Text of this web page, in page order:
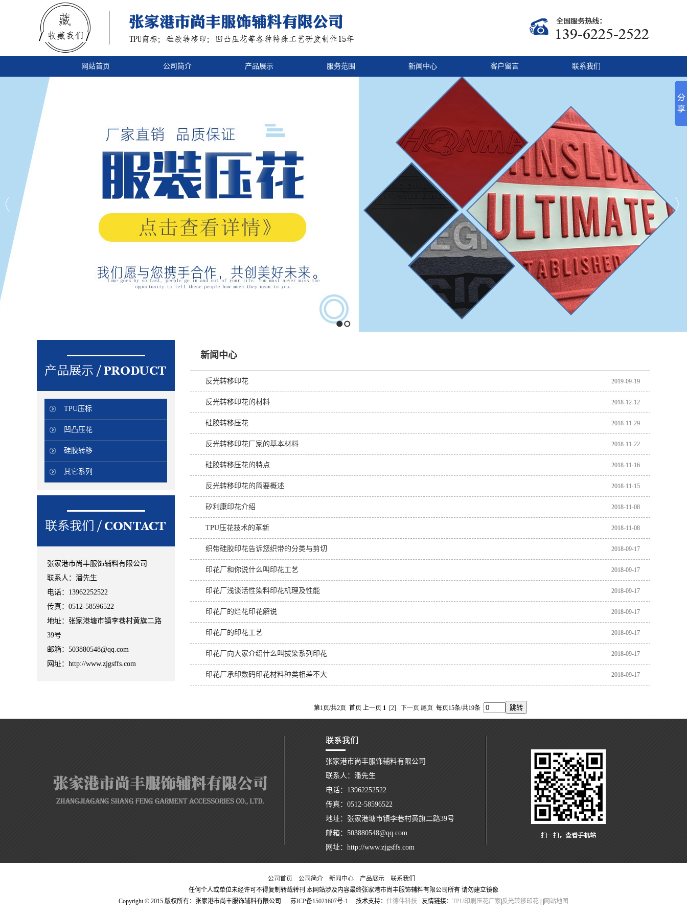
网站首页 公司简介 产品展示 服务范围 新闻中心 客户留言 联系我们
TPU压标
凹凸压花
硅胶转移
其它系列
张家港市尚丰服饰辅料有限公司
联系人：潘先生
电话：13962252522
传真：0512-58596522
地址：张家港塘市镇李巷村黄旗二路
39号
邮箱：503880548@qq.com
网址：http://www.zjgsffs.com
新闻中心
反光转移印花 2019-09-19
反光转移印花的材料 2018-12-12
硅胶转移压花 2018-11-29
反光转移印花厂家的基本材料 2018-11-22
硅胶转移压花的特点 2018-11-16
反光转移印花的简要概述 2018-11-15
矽利康印花介绍 2018-11-08
TPU压花技术的革新 2018-11-08
织带硅胶印花告诉您织带的分类与剪切 2018-09-17
印花厂和你说什么叫印花工艺 2018-09-17
印花厂浅谈活性染料印花机理及性能 2018-09-17
印花厂的烂花印花解说 2018-09-17
印花厂的印花工艺 2018-09-17
印花厂向大家介绍什么叫拔染系列印花 2018-09-17
印花厂承印数码印花材料种类相差不大 2018-09-17
第1页/共2页 首页 上一页 1 [2] 下一页 尾页 每页15条/共19条
张家港市尚丰服饰辅料有限公司
联系人：潘先生
电话：13962252522
传真：0512-58596522
地址：张家港塘市镇李巷村黄旗二路39号
邮箱：503880548@qq.com
网址：http://www.zjgsffs.com
公司首页 公司简介 新闻中心 产品展示
联系我们
任何个人或单位未经许可不得复制转载转刊 本网站涉及内容最终张家港市尚丰服饰辅料有限公司所有 请勿建立镜像
Copyright © 2015 版权所有：张家港市尚丰服饰辅料有限公司 苏ICP备15021607号-1 技术支持： 仕德伟科技 友情链接： TPU印刷压花厂家 反光转移印花 网站地图